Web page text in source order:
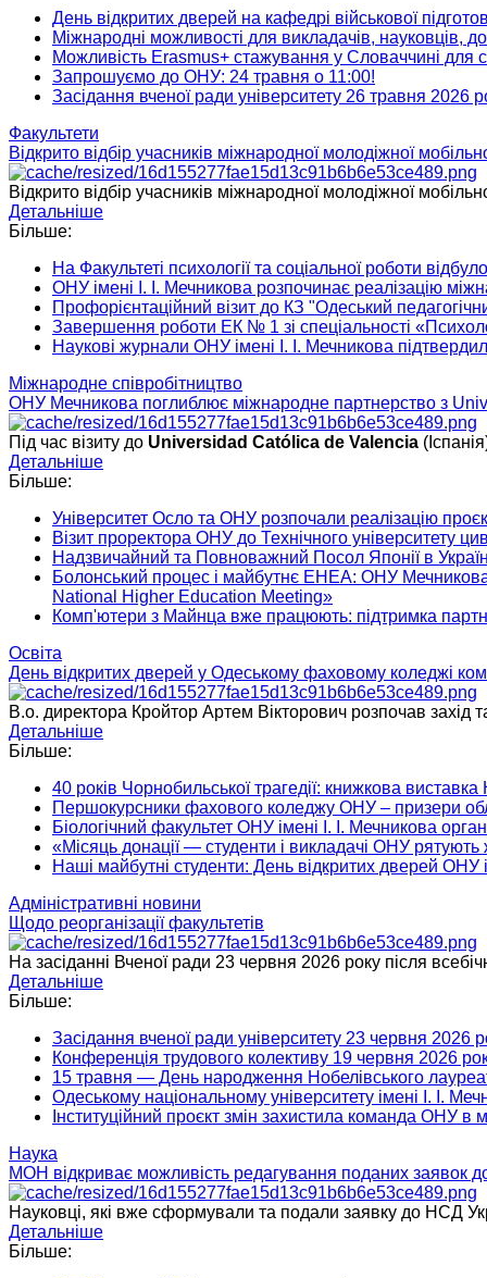
День відкритих дверей на кафедрі військової
Міжнародні можливості для викладачів, науковців,
Можливість Erasmus+ стажування у Словаччині для
Запрошуємо до ОНУ: 24 травня о 11:00!
Засідання вченої ради університету 26 травня 2026
Факультети
Відкрито відбір учасників міжнародної молодіжної
Відкрито відбір учасників міжнародної молодіжної
Детальніше
Більше:
На Факультеті психології та соціальної роботи
ОНУ імені І. І. Мечникова розпочинає реалізацію
Профорієнтаційний візит до КЗ "Одеський
Завершення роботи ЕК № 1 зі спеціальності
Наукові журнали ОНУ імені І. І. Мечникова
Міжнародне співробітництво
ОНУ Мечникова поглиблює міжнародне партнерство з
Під час візиту до Universidad Católica de Valencia
Детальніше
Більше:
Університет Осло та ОНУ розпочали реалізацію
Візит проректора ОНУ до Технічного університету
Надзвичайний та Повноважний Посол Японії в
Болонський процес і майбутнє EHEA: ОНУ
National Higher Education Meeting»
Комп'ютери з Майнца вже працюють: підтримка
Освіта
День відкритих дверей у Одеському фаховому коледжі
В.о. директора Кройтор Артем Вікторович розпочав захід
Детальніше
Більше:
40 років Чорнобильської трагедії: книжкова
Першокурсники фахового коледжу ОНУ – призери
Біологічний факультет ОНУ імені І. І. Мечникова
«Місяць донації — студенти і викладачі ОНУ
Наші майбутні студенти: День відкритих дверей ОНУ
Адміністративні новини
Щодо реорганізації факультетів
На засіданні Вченої ради 23 червня 2026 року після
Детальніше
Більше:
Засідання вченої ради університету 23 червня 2026
Конференція трудового колективу 19 червня 2026
15 травня — День народження Нобелівського
Одеському національному університету імені І. І.
Інституційний проєкт змін захистила команда ОНУ
Наука
МОН відкриває можливість редагування поданих заявок
Науковці, які вже сформували та подали заявку до НСД
Детальніше
Більше: